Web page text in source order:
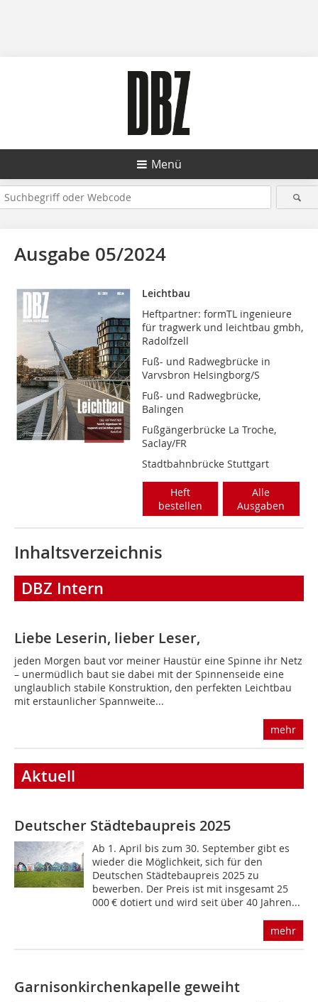
Menü
Ausgabe 05/2024
Leichtbau
Heftpartner: formTL ingenieure
für tragwerk und leichtbau gmbh,
Radolfzell
Fuß- und Radwegbrücke in
Varvsbron Helsingborg/S
Fuß- und Radwegbrücke,
Balingen
Fußgängerbrücke La Troche,
Saclay/FR
Stadtbahnbrücke Stuttgart
Heft
bestellen
Alle
Ausgaben
Inhaltsverzeichnis
DBZ Intern
Liebe Leserin, lieber Leser,
jeden Morgen baut vor meiner Haustür eine Spinne ihr Netz
– unermüdlich baut sie dabei mit der Spinnenseide eine
unglaublich stabile Konstruktion, den perfekten Leichtbau
mit erstaunlicher Spannweite...
mehr
Aktuell
Deutscher Städtebaupreis 2025
Ab 1. April bis zum 30. September gibt es
wieder die Möglichkeit, sich für den
Deutschen Städtebaupreis 2025 zu
bewerben. Der Preis ist mit insgesamt 25
000 € dotiert und wird seit über 40 Jahren...
mehr
Garnisonkirchenkapelle geweiht